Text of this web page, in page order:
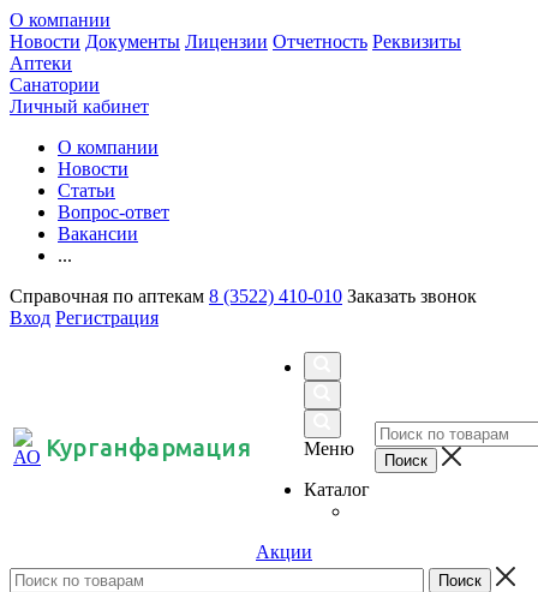
О компании
Новости Документы Лицензии Отчетность Реквизиты
Аптеки
Санатории
Личный кабинет
О компании
Новости
Статьи
Вопрос-ответ
Вакансии
...
Справочная по аптекам 8 (3522) 410-010 Заказать звонок
Вход Регистрация
Курганфармация
Меню
Каталог
Акции